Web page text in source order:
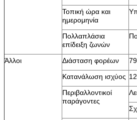
Τοπική ώρα και
ημερομηνία
Πολλαπλάσια
επίδειξη ζωνών
Άλλοι Διάσταση φορέων
Κατανάλωση ισχύος
Περιβαλλοντικοί
παράγοντες